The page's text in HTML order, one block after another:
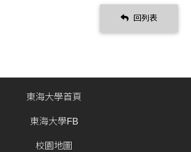
回列表
東海大學首頁
東海大學FB
校園地圖